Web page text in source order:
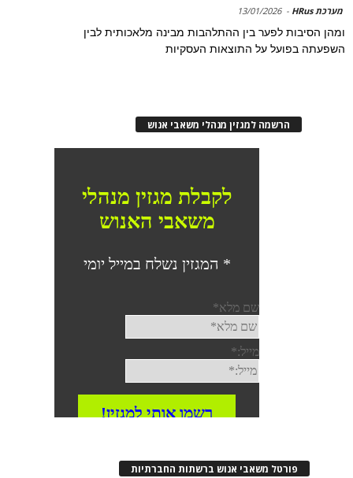
מערכת HRus -
13/01/2026
ומהן הסיבות לפער בין ההתלהבות מבינה מלאכותית לבין
השפעתה בפועל על התוצאות העסקיות
הרשמה למגזין מנהלי משאבי אנוש
פורטל משאבי אנוש ברשתות החברתיות